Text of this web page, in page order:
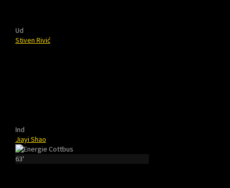
Ud
Stiven Rivić
Ind
Jiayi Shao
63'